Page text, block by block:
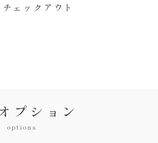
ェックアウト
プション
options